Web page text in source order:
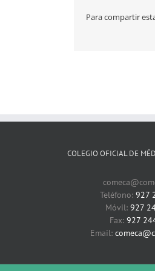
Para compartir
COLEGIO OFICIAL DE
Teléfono: 927
Móvil: 927
Fax: 927
Email: